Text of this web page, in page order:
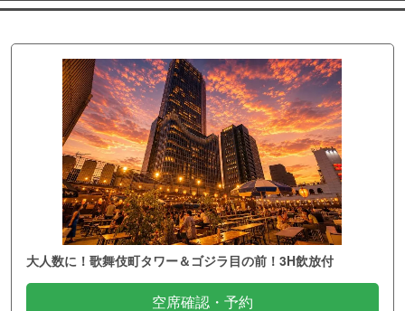
大人数に！歌舞伎町タワー＆ゴジラ目の前！3H飲放付
空席確認・予約